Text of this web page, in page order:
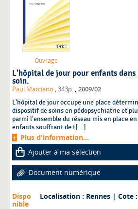
Ouvrage
L'hôpital de jour pour enfants dans
soin.
Paul Marciano , 343p. , 2009/02
L'hôpital de jour occupe une place
dispositif de soins en pédopsychiatrie et
parmi l'ensemble du réseau mis en place
enfants souffrant de t[...]
Plus d'information...
Ajouter à ma sélection
Document numérique
Dispo
nible
Localisation : Rennes | Cote